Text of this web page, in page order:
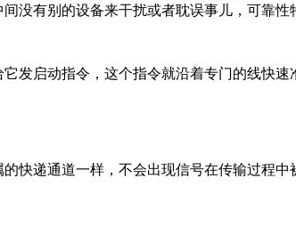
没有别的设备来干扰或者耽误事儿，可靠性
发启动指令，这个指令就沿着专门的线快
快递通道一样，不会出现信号在传输过程